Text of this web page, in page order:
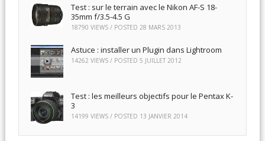
Test : sur le terrain avec le Nikon AF-S 18-
35mm f/3.5-4.5 G
18790 VIEWS / POSTED 28 MARS 2013
Astuce : installer un Plugin dans Lightroom
14262 VIEWS / POSTED 5 JUILLET 2012
Test : les meilleurs objectifs pour le Pentax K-
3
14199 VIEWS / POSTED 13 JANVIER 2014